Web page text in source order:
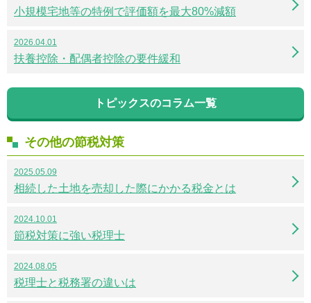
小規模宅地等の特例で評価額を最大80%減額
2026.04.01
扶養控除・配偶者控除の要件緩和
トピックスのコラム一覧
その他の節税対策
2025.05.09
相続した土地を売却した際にかかる税金とは
2024.10.01
節税対策に強い税理士
2024.08.05
税理士と税務署の違いは